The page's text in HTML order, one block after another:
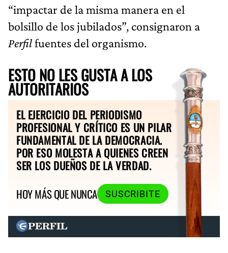
“impactar de la misma manera en el
bolsillo de los jubilados”, consignaron a
Perfilfuentes del organismo.
ESTO NO LES GUSTA A LOS
AUTORITARIOS
EL EJERCICIO DEL PERIODISMO
PROFESIONAL Y CRÍTICO ES UN PILAR
FUNDAMENTAL DE LA DEMOCRACIA.
POR ESO MOLESTA A QUIENES CREEN
SER LOS DUEÑOS DE LA VERDAD.
HOY MÁS QUE NUNCA
SUSCRIBITE